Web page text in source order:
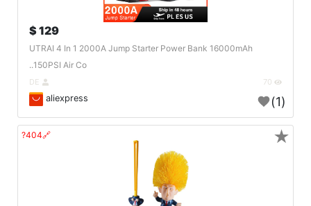
129 $
UTRAI 4 In 1 2000A Jump Starter Power Bank 16000mAh
150PSI Air Co..
aliexpress (1)
🔗404? ★